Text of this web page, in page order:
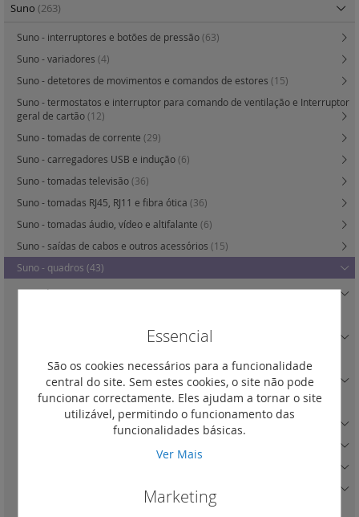
Suno (263)
Suno - interruptores e botões de pressão(63)
Suno - variadores (4)
Suno - detetores de movimentos e comandos de estores (15)
Suno - termostatos e interruptor para comando de ventilação e Interruptor
geral de cartão(12)
Suno - tomadas de corrente (29)
Suno - carregadores USB e indução(6)
Suno - tomadas televisão(36)
Suno - tomadas RJ45, RJ11 e fibra ótica (36)
Suno - tomadas áudio, vídeo e altifalante (6)
Suno - saídas de cabos e outros acessórios (15)
Suno - quadros (43)
Quadro Branco(5)
Quadro Preto Mate(6)
Quadro Preto Mate IP 44 com tampa(0)
Quadro Alumínio Escovado (5)
Essencial
São os cookies necessários para a funcionalidade
central do site. Sem estes cookies, o site não pode
funcionar correctamente. Eles ajudam a tornar o site
utilizável, permitindo o funcionamento das
funcionalidades básicas.
Ver Mais
Marketing